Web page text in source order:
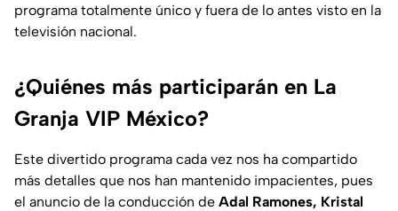
programa totalmente único y fuera de lo antes visto en la
televisión nacional.
¿Quiénes más participarán en La
Granja VIP México?
Este divertido programa cada vez nos ha compartido
más detalles que nos han mantenido impacientes, pues
el anuncio de la conducción de Adal Ramones, Kristal